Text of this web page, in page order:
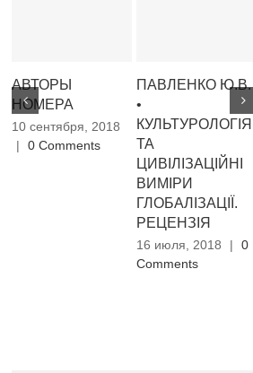
АВТОРЫ
НОМЕРА
10 сентября, 2018
|
0 Comments
ПАВЛЕНКО Ю.В.
•
КУЛЬТУРОЛОГIЯ
ТА
ЦИВIЛIЗАЦIЙНI
ВИМIРИ
ГЛОБАЛIЗАЦIЇ.
РЕЦЕНЗIЯ
16 июля, 2018 |
0
Comments